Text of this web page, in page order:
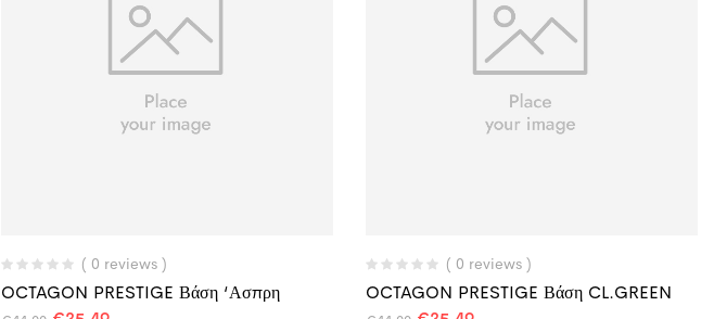
( 0 reviews )
OCTAGON PRESTIGE Βάση ‘Ασπρη
( 0 reviews )
OCTAGON PRESTIGE Βάση CL.GREEN